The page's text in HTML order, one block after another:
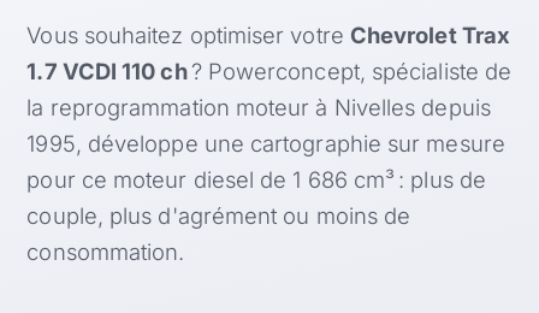
Vous souhaitez optimiser votre Chevrolet Trax
1.7 VCDI 110 ch? Powerconcept, spécialiste de
la reprogrammation moteur à Nivelles depuis
1995, développe une cartographie sur mesure
pour ce moteur diesel de 1 686 cm³ : plus de
couple, plus d'agrément ou moins de
consommation.